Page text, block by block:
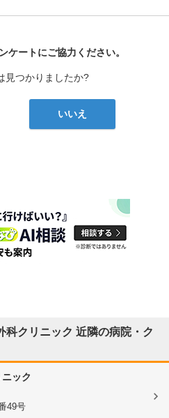
ケートにご協力ください。
見つかりましたか?
いいえ
科クリニック 近隣の病院・ク
ック
49号